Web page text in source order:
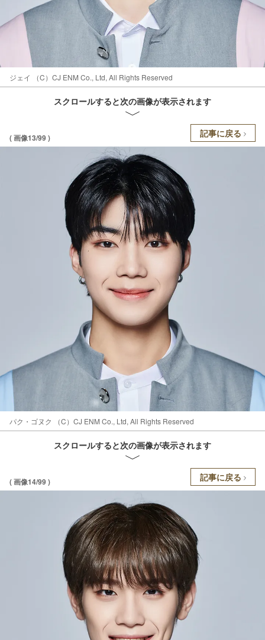
ジェイ （C）CJ ENM Co., Ltd, All Rights Reserved
スクロールすると次の画像が表示されます
( 画像13/99 ) 記事に戻る
パク・ゴヌク （C）CJ ENM Co., Ltd, All Rights Reserved
スクロールすると次の画像が表示されます
( 画像14/99 ) 記事に戻る